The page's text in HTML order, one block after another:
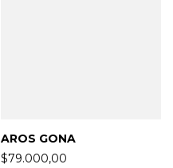
AROS GONA
$79.000,00